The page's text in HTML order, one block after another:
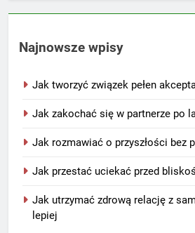
Najnowsze wpisy
Jak tworzyć związek pełen
Jak zakochać się w partnerze po
Jak rozmawiać o przyszłości bez
Jak przestać uciekać przed
Jak utrzymać zdrową relację z
lepiej